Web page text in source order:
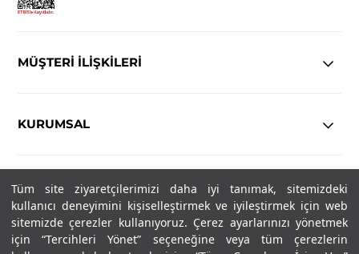
Tüm site ziyaretçilerimizi daha iyi tanımak, sitemizdeki
kullanıcı deneyimini kişiselleştirmek ve iyileştirmek için web
sitemizde çerezler kullanıyoruz. Çerez ayarlarınızı yönetmek
için “Tercihleri Yönet” seçeneğine veya tüm çerezlerin
MÜŞTERİ İLİŞKİLERİ
KURUMSAL
YASAL
Copyright© 2025 IN-FORMAL Tüm hakları saklıdır.